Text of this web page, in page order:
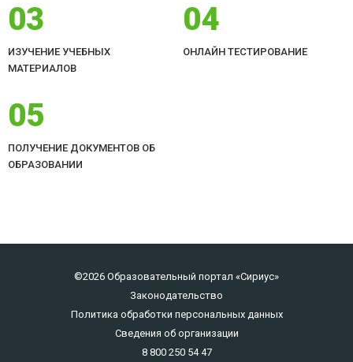
03
ИЗУЧЕНИЕ УЧЕБНЫХ
МАТЕРИАЛОВ
04
ОНЛАЙН ТЕСТИРОВАНИЕ
05
ПОЛУЧЕНИЕ ДОКУМЕНТОВ ОБ
ОБРАЗОВАНИИ
©2026 Образовательный портал «Сириус»
Законодательство
Политика обработки персональных данных
Сведения об организации
8 800 250 54 47